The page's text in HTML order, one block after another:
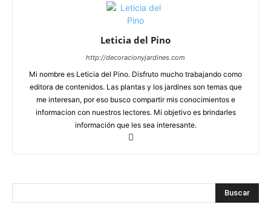
Leticia del Pino
http://decoracionyjardines.com
Mi nombre es Leticia del Pino. Disfruto mucho trabajando como
editora de contenidos. Las plantas y los jardines son temas que
me interesan, por eso busco compartir mis conocimientos e
informacion con nuestros lectores. Mi objetivo es brindarles
información que les sea interesante.